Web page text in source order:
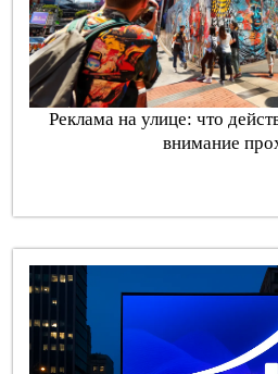
Реклама на улице: что
внимание